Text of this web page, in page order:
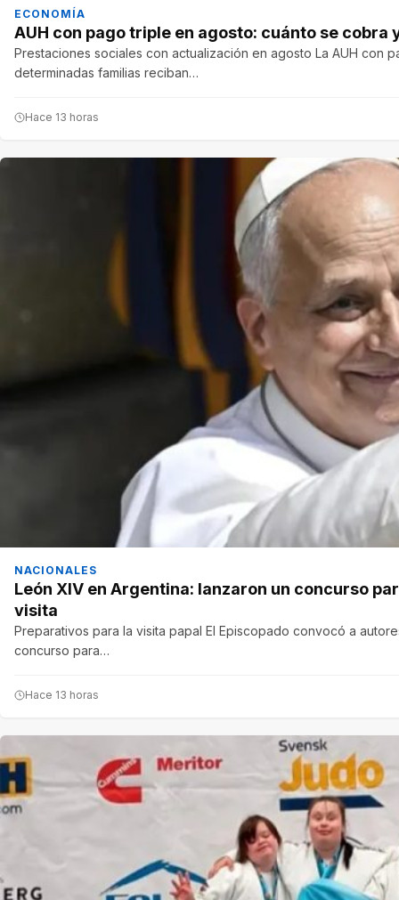
ECONOMÍA
AUH con pago triple en agosto: cuánto se cobra
Prestaciones sociales con actualización en agosto La AUH con
determinadas familias reciban…
Hace 13 horas
NACIONALES
León XIV en Argentina: lanzaron un concurso
visita
Preparativos para la visita papal El Episcopado convocó a
concurso para…
Hace 13 horas